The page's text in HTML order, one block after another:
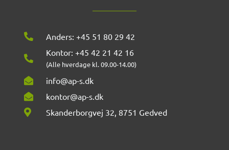
Anders: +45 51 80 29 42
Kontor: +45 42 21 42 16
(Alle hverdage kl. 09.00-14.00)
info@ap-s.dk
kontor@ap-s.dk
Skanderborgvej 32, 8751 Gedved